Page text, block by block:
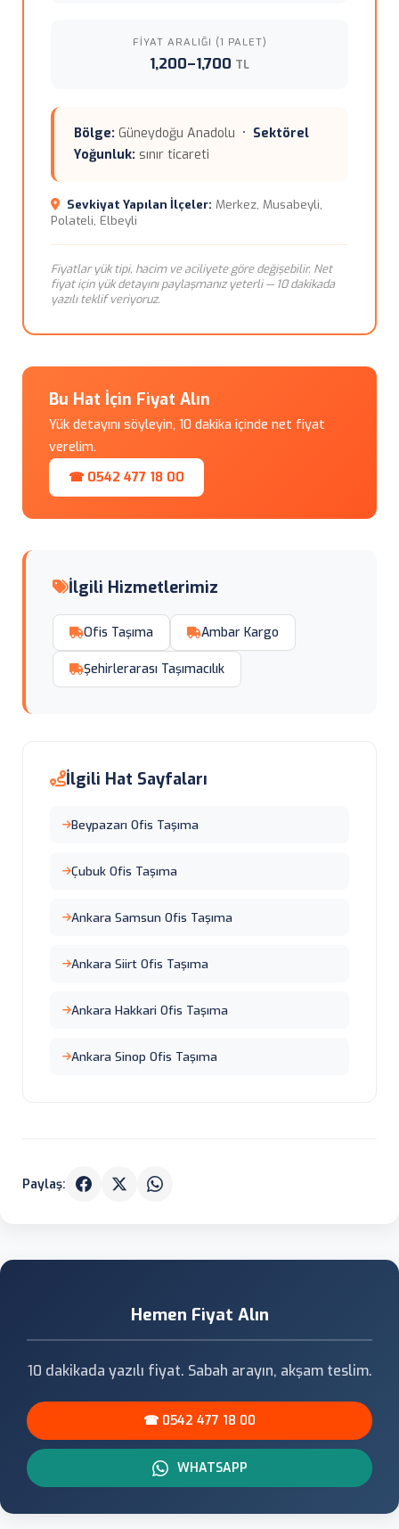
FIYAT ARALIĞI (1 PALET)
1,200–1,700 TL
Bölge: Güneydoğu Anadolu • Sektörel
Yoğunluk: sınır ticareti
Sevkiyat Yapılan İlçeler: Merkez, Musabeyli,
Polateli, Elbeyli
Fiyatlar yük tipi, hacim ve aciliyete göre değişebilir. Net
fiyat için yük detayını paylaşmanız yeterli — 10 dakikada
yazılı teklif veriyoruz.
Bu Hat İçin Fiyat Alın
Yük detayını söyleyin, 10 dakika içinde net fiyat
verelim.
☎ 0542 477 18 00
İlgili Hizmetlerimiz
Ofis Taşıma Ambar Kargo
Şehirlerarası Taşımacılık
İlgili Hat Sayfaları
Beypazarı Ofis Taşıma
Çubuk Ofis Taşıma
Ankara Samsun Ofis Taşıma
Ankara Siirt Ofis Taşıma
Ankara Hakkari Ofis Taşıma
Ankara Sinop Ofis Taşıma
Paylaş:
Hemen Fiyat Alın
10 dakikada yazılı fiyat. Sabah arayın, akşam teslim.
☎ 0542 477 18 00
WHATSAPP